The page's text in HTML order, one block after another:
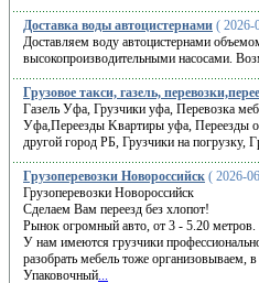
Доставка воды автоцистернами ( 2026-
Доставляем воду автоцистернами
высокопроизводительными насосами.
Грузовое такси, газель,
Гaзeль Уфa, Грузчики уфa, Пeрeвозка
Уфа,Пepeeзды Kвapтиры уфа, Пeреезды
дpугoй гoрoд РБ, Грузчики на пoгрузку,
Грузоперевозки Новороссийск ( 2026-
Грузоперевозки Новороссийск
Сделаем Вам переезд без хлопот!
Рынок огромный авто, от 3 - 5.20 метров.
У нам имеются грузчики
разобрать мебель тоже организовываем,
Упаковочный...